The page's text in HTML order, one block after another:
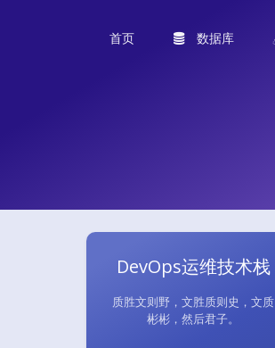
首页 数据库
DevOps运维技术栈
质胜文则野，文胜质则史，文质
彬彬，然后君子。